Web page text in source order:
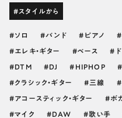
#スタイルから
ソロ バンド ピアノ
エレキ・ギター ベース
DTM DJ HIPHOP
クラシック・ギター 三線
アコースティック・ギター ボ
マイク DAW 歌い手